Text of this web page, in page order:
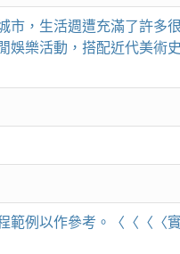
，生活週遭充滿了許多
樂活動，搭配近代美術
例以作參考。〈〈〈〈